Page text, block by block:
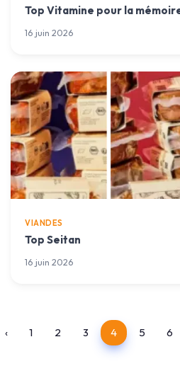
Top Vitamine pour la
16 juin 2026
VIANDES
Top Seitan
16 juin 2026
‹ 1 2 3 4 5 6